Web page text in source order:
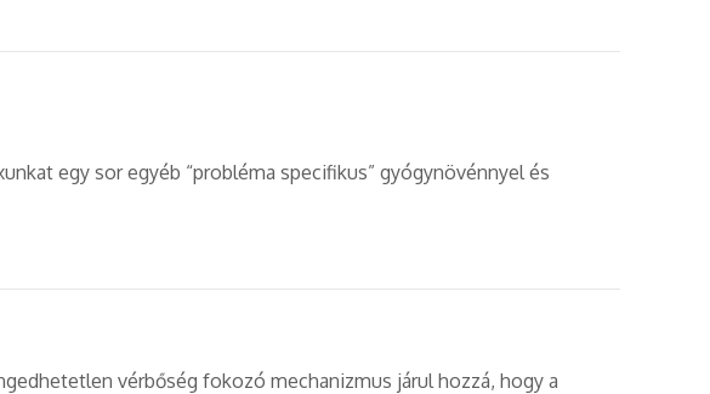
egy sor egyéb “probléma specifikus” gyógynövénnyel és
vérbőség fokozó mechanizmus járul hozzá, hogy a